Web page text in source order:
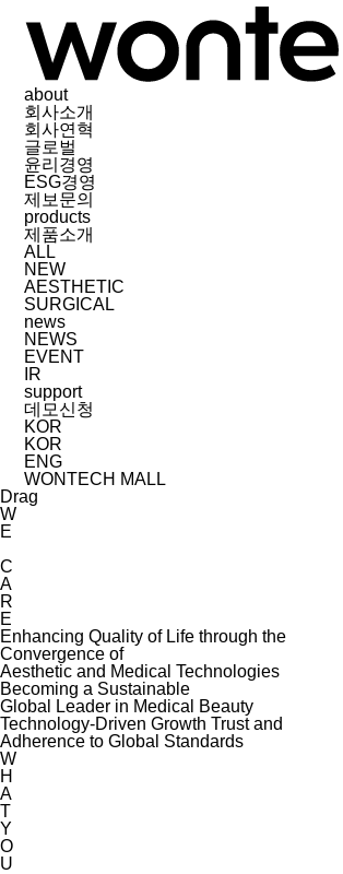
about
회사소개
회사연혁
글로벌
윤리경영
ESG경영
제보문의
products
제품소개
ALL
NEW
AESTHETIC
SURGICAL
news
NEWS
EVENT
IR
support
데모신청
KOR
KOR
ENG
WONTECH MALL
Drag
W
E
C
A
R
E
Enhancing Quality of Life through the
Convergence of
Aesthetic and Medical Technologies
Becoming a Sustainable
Global Leader in Medical Beauty
Technology-Driven Growth Trust and
Adherence to Global Standards
W
H
A
T
Y
O
U